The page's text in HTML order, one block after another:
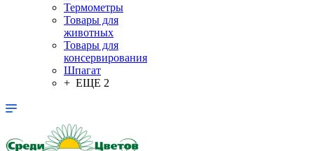
Термометры
Товары для
животных
Товары для
консервирования
Шпагат
+ ЕЩЕ 2